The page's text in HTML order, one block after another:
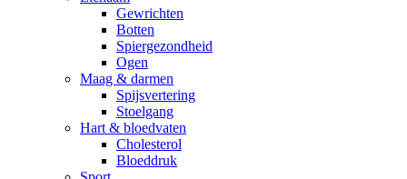
Gewrichten
Botten
Spiergezondheid
Ogen
Maag & darmen
Spijsvertering
Stoelgang
Hart & bloedvaten
Cholesterol
Bloeddruk